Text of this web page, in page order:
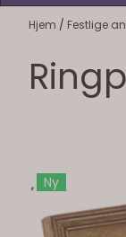
Hjem / Festlige
Ny